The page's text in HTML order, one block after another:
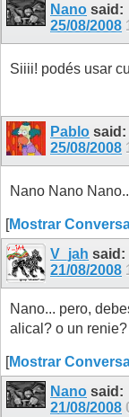
Nano said:
25/08/2008
Siiii! podés usar
Pablo said:
25/08/2008
Nano Nano
[Mostrar
V_jah said:
21/08/2008
Nano... pero,
alical? o un
[Mostrar
Nano said:
21/08/2008